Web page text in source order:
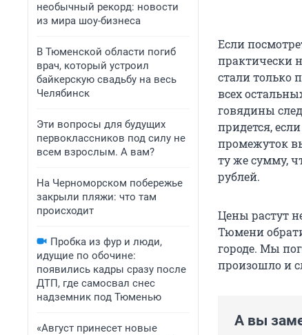
необычный рекорд: новости
из мира шоу-бизнеса
В Тюменской области погиб
врач, который устроил
байкерскую свадьбу на весь
Челябинск
Эти вопросы для будущих
первоклассников под силу не
всем взрослым. А вам?
На Черноморском побережье
закрыли пляжи: что там
происходит
Пробка из фур и люди,
идущие по обочине:
появились кадры сразу после
ДТП, где самосвал снес
надземник под Тюменью
«Август принесет новые
Если
практически
стали только
всех
говядины
придется,
промежуток
ту же сумму,
рублей.
Цены растут
Тюмени
городе. Мы
произошло и
А вы